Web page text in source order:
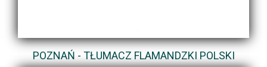
POZNAŃ - TŁUMACZ FLAMANDZKI POLSKI